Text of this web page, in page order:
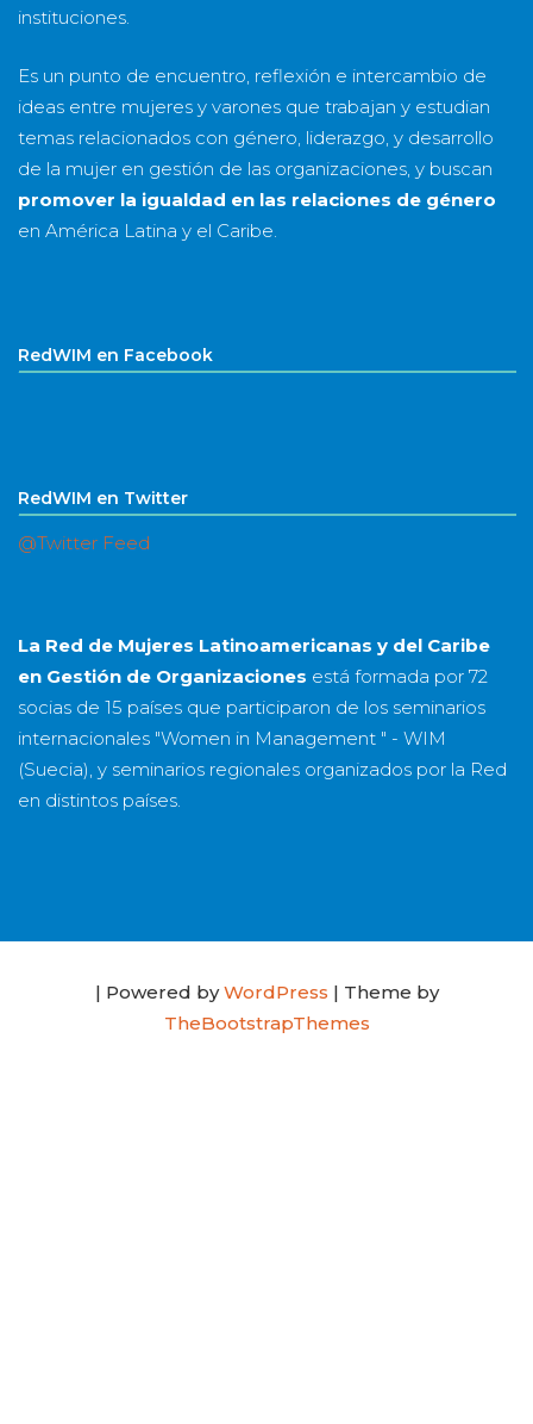
instituciones.
Es un punto de encuentro, reflexión e intercambio de
ideas entre mujeres y varones que trabajan y estudian
temas relacionados con género, liderazgo, y desarrollo
de la mujer en gestión de las organizaciones, y buscan
promover la igualdad en las relaciones de género
en América Latina y el Caribe.
RedWIM en Facebook
RedWIM en Twitter
@Twitter Feed
La Red de Mujeres Latinoamericanas y del Caribe
en Gestión de Organizaciones está formada por 72
socias de 15 países que participaron de los seminarios
internacionales "Women in Management " - WIM
(Suecia), y seminarios regionales organizados por la Red
en distintos países.
| Powered byWordPress | Theme by
TheBootstrapThemes